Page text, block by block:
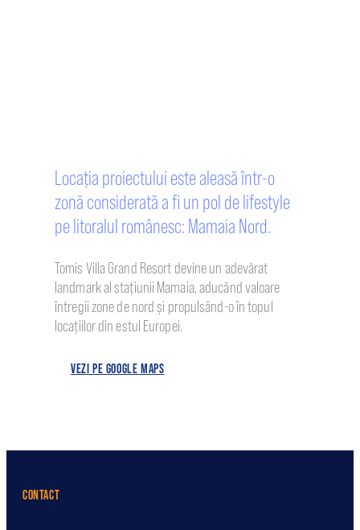
Locația proiectului este aleasă într-o
zonă considerată a fi un pol de lifestyle
pe litoralul românesc: Mamaia Nord.
Tomis Villa Grand Resort devine un adevărat
landmark al stațiunii Mamaia, aducând valoare
întregii zone de nord și propulsând-o în topul
locațiilor din estul Europei.
VEZI PE GOOGLE MAPS
CONTACT